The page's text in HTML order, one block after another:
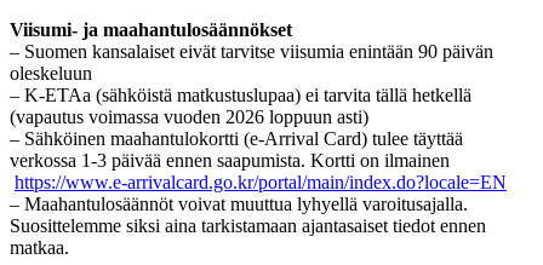
Viisumi- ja maahantulosäännökset
– Suomen kansalaiset eivät tarvitse viisumia enintään 90 päivän
oleskeluun
– K-ETAa (sähköistä matkustuslupaa) ei tarvita tällä hetkellä
(vapautus voimassa vuoden 2026 loppuun asti)
– Sähköinen maahantulokortti (e-Arrival Card) tulee täyttää
verkossa 1-3 päivää ennen saapumista. Kortti on ilmainen
https://www.e-arrivalcard.go.kr/portal/main/index.do?locale=EN
– Maahantulosäännöt voivat muuttua lyhyellä varoitusajalla.
Suosittelemme siksi aina tarkistamaan ajantasaiset tiedot ennen
matkaa.